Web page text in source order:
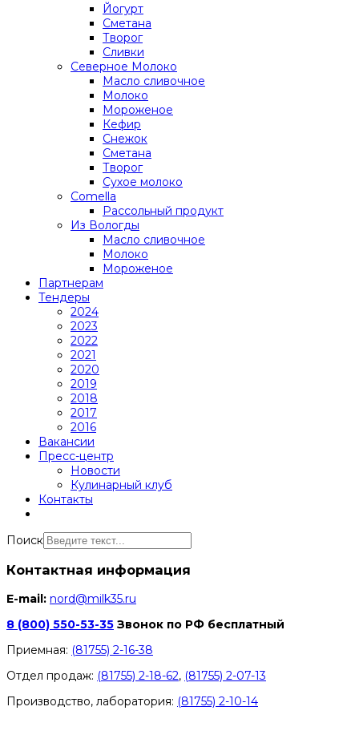
Йогурт
Сметана
Творог
Сливки
Северное Молоко
Масло сливочное
Молоко
Мороженое
Кефир
Снежок
Сметана
Творог
Сухое молоко
Comеlla
Рассольный продукт
Из Вологды
Масло сливочное
Молоко
Мороженое
Партнерам
Тендеры
2024
2023
2022
2021
2020
2019
2018
2017
2016
Вакансии
Пресс-центр
Новости
Кулинарный клуб
Контакты
Поиск
Контактная информация
E-mail: nord@milk35.ru
8 (800) 550-53-35 Звонок по РФ бесплатный
Приемная: (81755) 2-16-38
Отдел продаж: (81755) 2-18-62, (81755) 2-07-13
Производство, лаборатория: (81755) 2-10-14